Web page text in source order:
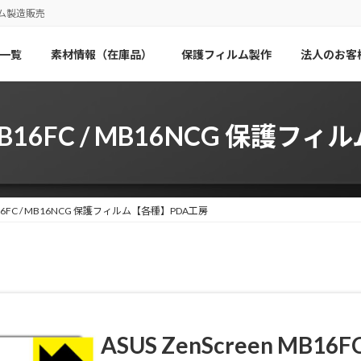
製造販売
覧 素材情報（在庫品） 保護フィルム製作 法人のお客
/ MB16NCG 保護フィ
/ MB16NCG 保護フィルム【各種】PDA工房
ASUS ZenScreen